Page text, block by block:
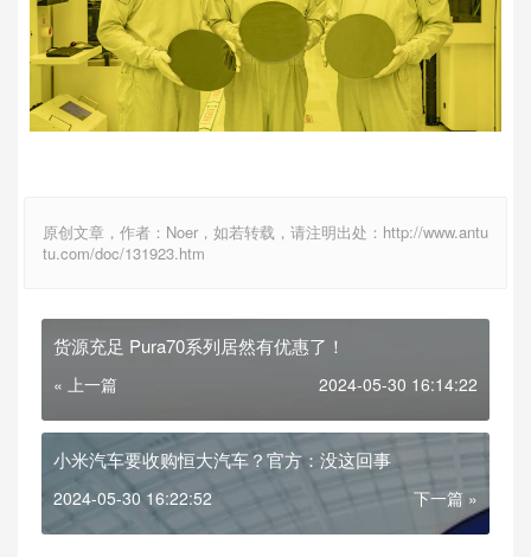
原创文章，作者：Noer，如若转载，请注明出处：http://www.antu
tu.com/doc/131923.htm
货源充足 Pura70系列居然有优惠了！
« 上一篇 2024-05-30 16:14:22
小米汽车要收购恒大汽车？官方：没这回事
2024-05-30 16:22:52 下一篇 »